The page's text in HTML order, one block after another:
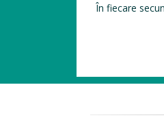
În fiecare